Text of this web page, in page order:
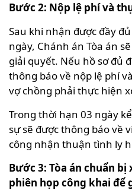
Bước 2: Nộp lệ phí và
Sau khi nhận được đầy
ngày, Chánh án Tòa án
giải quyết. Nếu hồ sơ đủ
thông báo về nộp lệ phí
vợ chồng phải thực hiện
Trong thời hạn 03 ngày
sự sẽ được thông báo về
công nhận thuận tình ly
Bước 3: Tòa án chuẩn
phiên họp công khai để